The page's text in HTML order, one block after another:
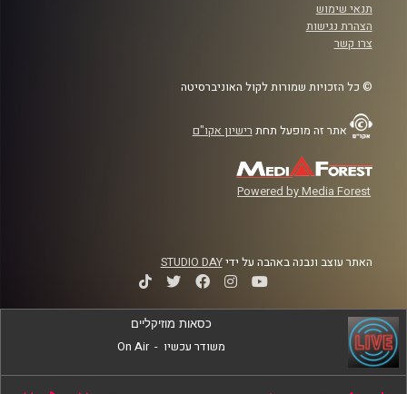
תנאי שימוש
הצהרת נגישות
צרו קשר
© כל הזכויות שמורות לקול האוניברסיטה
אתר זה מופעל תחת רישיון אקו"ם
Powered by Media Forest
האתר עוצב ונבנה באהבה על ידיSTUDIO DAY
כסאות מוזיקליים
משודר עכשיו -
On Air